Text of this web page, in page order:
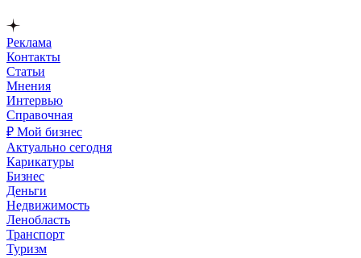
Реклама
Контакты
Статьи
Мнения
Интервью
Справочная
₽ Мой бизнес
Актуально сегодня
Карикатуры
Бизнес
Деньги
Недвижимость
Ленобласть
Транспорт
Туризм